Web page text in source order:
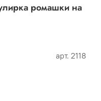
арт. 2118
ромашки на